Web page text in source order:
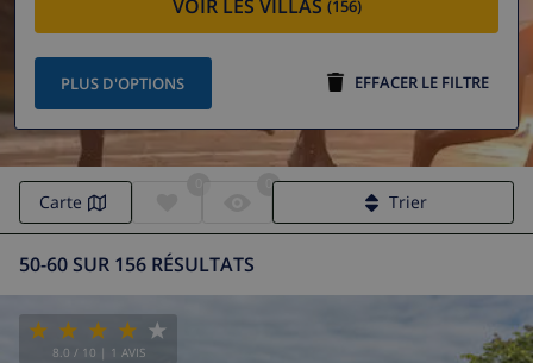
VOIR LES VILLAS (156)
PLUS D'OPTIONS EFFACER LE FILTRE
50-60 SUR 156 RÉSULTATS
Carte Trier
8.0 / 10 | 1 AVIS